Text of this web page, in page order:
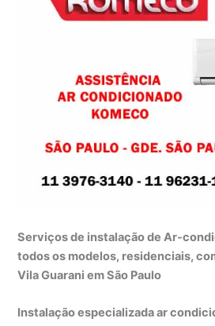
Serviços de instalação de Ar-
todos os modelos, residenciais,
Vila Guarani em São Paulo
Instalação especializada ar